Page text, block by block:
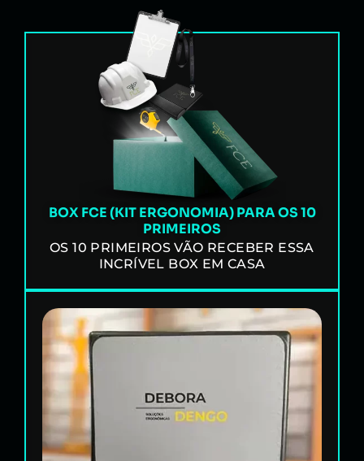
BOX FCE (KIT ERGONOMIA) PARA OS 10
PRIMEIROS
OS 10 PRIMEIROS VÃO RECEBER ESSA
INCRÍVEL BOX EM CASA